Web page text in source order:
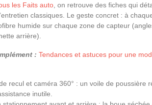
les Faits auto , on retrouve des fiches qui
classiques. Le geste concret : à
humide sur chaque zone de capteur
arrière).
: Tendances et astuces pour une
recul et caméra 360° : un voile de poussière
inutile.